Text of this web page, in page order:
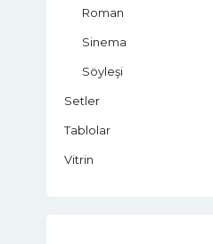
Roman
Sinema
Söyleşi
Setler
Tablolar
Vitrin